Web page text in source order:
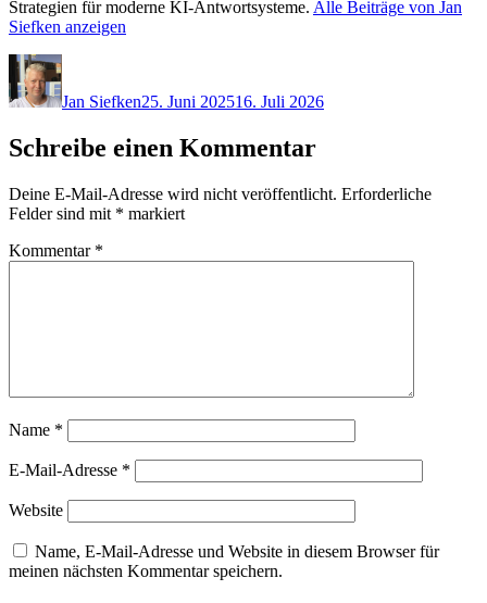
Strategien für moderne KI-Antwortsysteme. Alle Beiträge von Jan
Siefken anzeigen
Autor
Jan Siefken25. Juni 202516. Juli 2026
Schreibe einen Kommentar
Deine E-Mail-Adresse wird nicht veröffentlicht. Erforderliche
Felder sind mit * markiert
Kommentar *
Name *
E-Mail-Adresse *
Website
Name, E-Mail-Adresse und Website in diesem Browser für
meinen nächsten Kommentar speichern.